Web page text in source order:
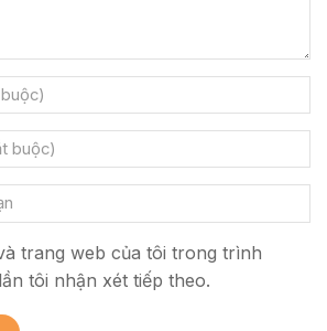
trang web của tôi trong trình
tôi nhận xét tiếp theo.